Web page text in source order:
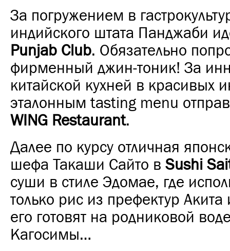
За погружением в
индийского штата Панджаби
Punjab Club. Обязательно
фирменный джин-тоник! За
китайской кухней в красивых
эталонным tasting menu
WING Restaurant.
Далее по курсу отличная
шефа Такаши Сайто в Sushi
суши в стиле Эдомае, где
только рис из префектур
его готовят на родниковой
Кагосимы…